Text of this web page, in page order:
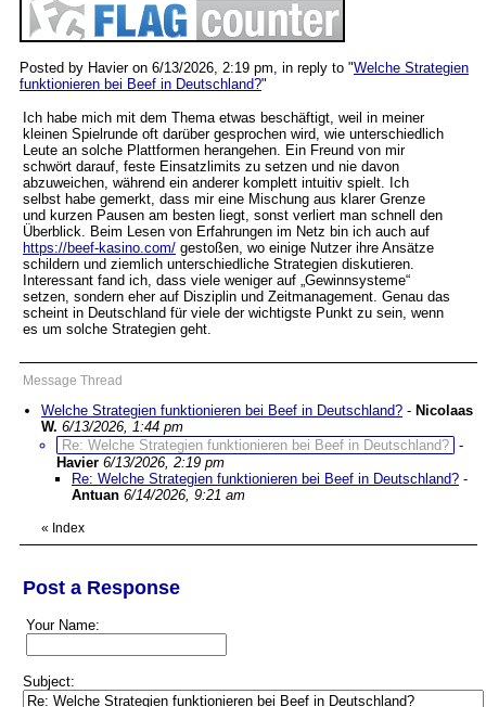
Posted by Havier on 6/13/2026, 2:19 pm, in reply to "Welche Strategien
funktionieren bei Beef in Deutschland?"
Ich habe mich mit dem Thema etwas beschäftigt, weil in meiner
kleinen Spielrunde oft darüber gesprochen wird, wie unterschiedlich
Leute an solche Plattformen herangehen. Ein Freund von mir
schwört darauf, feste Einsatzlimits zu setzen und nie davon
abzuweichen, während ein anderer komplett intuitiv spielt. Ich
selbst habe gemerkt, dass mir eine Mischung aus klarer Grenze
und kurzen Pausen am besten liegt, sonst verliert man schnell den
Überblick. Beim Lesen von Erfahrungen im Netz bin ich auch auf
https://beef-kasino.com/ gestoßen, wo einige Nutzer ihre Ansätze
schildern und ziemlich unterschiedliche Strategien diskutieren.
Interessant fand ich, dass viele weniger auf „Gewinnsysteme“
setzen, sondern eher auf Disziplin und Zeitmanagement. Genau das
scheint in Deutschland für viele der wichtigste Punkt zu sein, wenn
es um solche Strategien geht.
Message Thread
Welche Strategien funktionieren bei Beef in Deutschland? - Nicolaas
W. 6/13/2026, 1:44 pm
Re: Welche Strategien funktionieren bei Beef in Deutschland? -
Havier 6/13/2026, 2:19 pm
Re: Welche Strategien funktionieren bei Beef in Deutschland? -
Antuan 6/14/2026, 9:21 am
« Index
Post a Response
Your Name:
Subject: